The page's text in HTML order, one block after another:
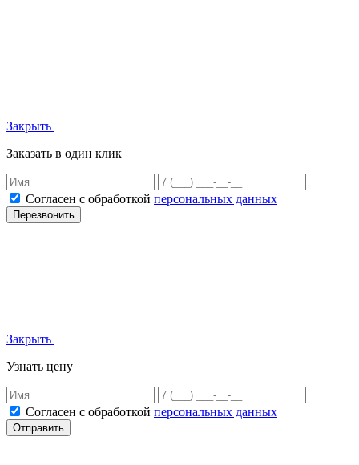
Закрыть
Заказать в один клик
Согласен с обработкой персональных данных
Перезвонить
Закрыть
Узнать цену
Согласен с обработкой персональных данных
Отправить